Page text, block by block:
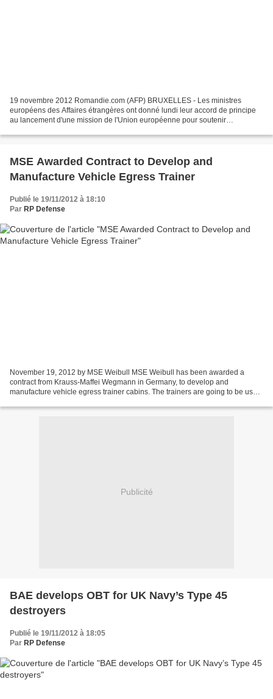
19 novembre 2012 Romandie.com (AFP) BRUXELLES - Les ministres
européens des Affaires étrangères ont donné lundi leur accord de principe
au lancement d'une mission de l'Union européenne pour soutenir
MSE Awarded Contract to Develop and
Manufacture Vehicle Egress Trainer
Publié le 19/11/2012 à 18:10
Par RP Defense
November 19, 2012 by MSE Weibull MSE Weibull has been awarded a
contract from Krauss-Maffei Wegmann in Germany, to develop and
manufacture vehicle egress trainer cabins. The trainers are going to be used
Publicité
BAE develops OBT for UK Navy’s Type 45
destroyers
Publié le 19/11/2012 à 18:05
Par RP Defense